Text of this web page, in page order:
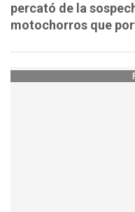
percató de la
motochorros que